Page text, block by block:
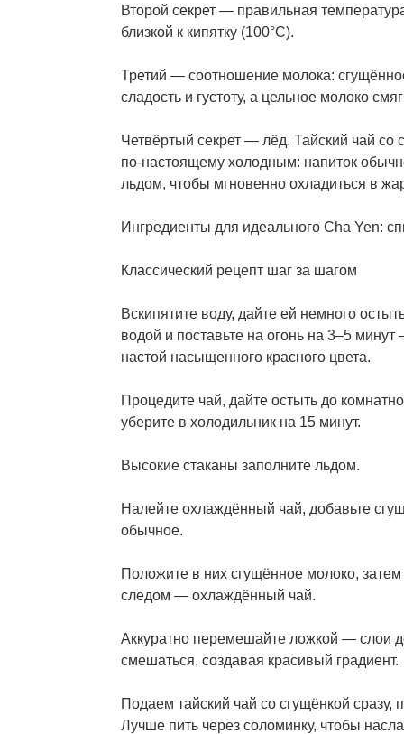
Второй секрет — правильная
близкой к кипятку (100°С).
Третий — соотношение молока:
сладость и густоту, а цельное молоко
Четвёртый секрет — лёд. Тайский чай со
по-настоящему холодным: напиток
льдом, чтобы мгновенно охладиться в
Ингредиенты для идеального Cha Yen:
Классический рецепт шаг за шагом
Вскипятите воду, дайте ей немного
водой и поставьте на огонь на 3–5 минут
настой насыщенного красного цвета.
Процедите чай, дайте остыть до
уберите в холодильник на 15 минут.
Высокие стаканы заполните льдом.
Налейте охлаждённый чай, добавьте
обычное.
Положите в них сгущённое молоко,
следом — охлаждённый чай.
Аккуратно перемешайте ложкой — слои
смешаться, создавая красивый градиент.
Подаем тайский чай со сгущёнкой сразу,
Лучше пить через соломинку, чтобы